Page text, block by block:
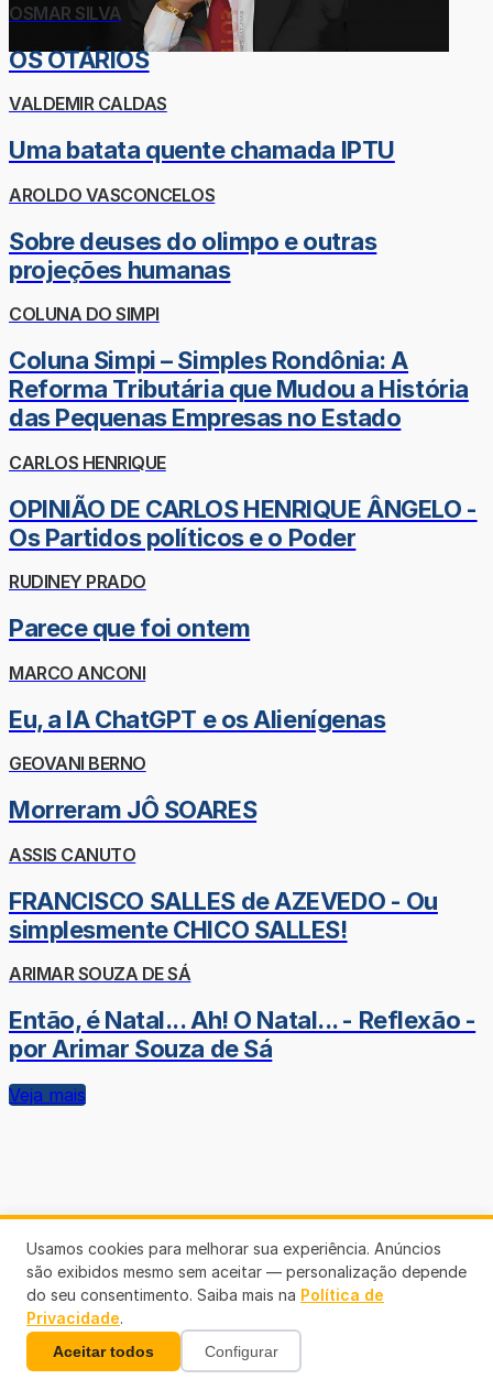
OSMAR SILVA
OS OTÁRIOS
VALDEMIR CALDAS
Uma batata quente chamada IPTU
AROLDO VASCONCELOS
Sobre deuses do olimpo e outras
projeções humanas
COLUNA DO SIMPI
Coluna Simpi – Simples Rondônia: A
Reforma Tributária que Mudou a História
das Pequenas Empresas no Estado
CARLOS HENRIQUE
OPINIÃO DE CARLOS HENRIQUE ÂNGELO -
Os Partidos políticos e o Poder
RUDINEY PRADO
Parece que foi ontem
MARCO ANCONI
Eu, a IA ChatGPT e os Alienígenas
GEOVANI BERNO
Morreram JÔ SOARES
ASSIS CANUTO
FRANCISCO SALLES de AZEVEDO - Ou
simplesmente CHICO SALLES!
ARIMAR SOUZA DE SÁ
Então, é Natal... Ah! O Natal... - Reflexão -
por Arimar Souza de Sá
Veja mais
Usamos cookies para melhorar sua experiência. Anúncios
são exibidos mesmo sem aceitar — personalização depende
do seu consentimento. Saiba mais na Política de
Privacidade.
Aceitar todos Configurar